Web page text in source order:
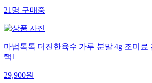
21명구매중
마법톡톡 더진한육수 가루 분말 4g 조미료
택1
29,900원